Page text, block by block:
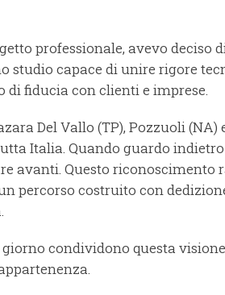
professionale, avevo deciso
studio capace di unire rigore
fiducia con clienti e imprese.
Del Vallo (TP), Pozzuoli (NA)
Italia. Quando guardo
avanti. Questo riconoscimento
percorso costruito con
condividono questa